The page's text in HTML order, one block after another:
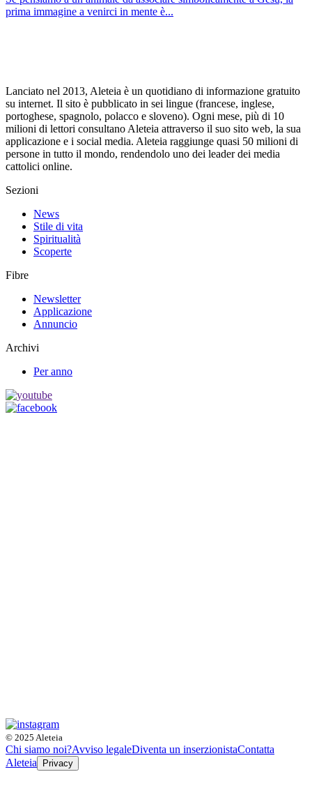
prima immagine a venirci in mente è...
Lanciato nel 2013, Aleteia è un quotidiano di informazione gratuito
su internet. Il sito è pubblicato in sei lingue (francese, inglese,
portoghese, spagnolo, polacco e sloveno). Ogni mese, più di 10
milioni di lettori consultano Aleteia attraverso il suo sito web, la sua
applicazione e i social media. Aleteia raggiunge quasi 50 milioni di
persone in tutto il mondo, rendendolo uno dei leader dei media
cattolici online.
Sezioni
News
Stile di vita
Spiritualità
Scoperte
Fibre
Newsletter
Applicazione
Annuncio
Archivi
Per anno
© 2025 Aleteia
Chi siamo noi?Avviso legaleDiventa un inserzionistaContatta
Aleteia
Privacy